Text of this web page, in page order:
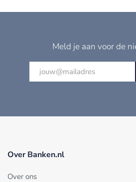
Meld je aan voor de
Over Banken.nl
Over ons